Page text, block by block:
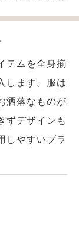
テムを全身揃
します。服は
洒落なものが
ずデザインも
しやすいブラ